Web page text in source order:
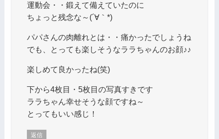
運動会・・鍛えて備えていたのに
ちょっと残念な～(´∀｀*)
パパさんの肉離れとは・・痛かったでしょうね
でも、とっても楽しそうなララちゃんのお顔♪♪
楽しめて良かったね(笑)
下から4枚目・5枚目の写真すきです
ララちゃん幸せそうな顔ですね～
とってもいい感じ！
返信